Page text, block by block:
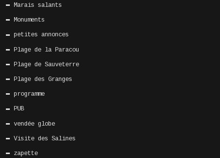
Marais salants
Monuments
petites annonces
Plage de la Paracou
Plage de Sauveterre
Plage des Granges
programme
PUB
vendée globe
Visite des Salines
zapette